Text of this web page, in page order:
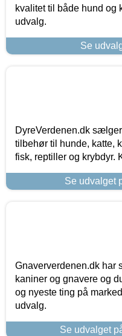
kvalitet til både hund og
udvalg.
Se
DyreVerdenen.dk
tilbehør til hunde, katte,
fisk, reptiller og krybdyr.
Se udvalget
Gnaververdenen.dk har
kaniner og gnavere og
og nyeste ting på
udvalg.
Se udvalget